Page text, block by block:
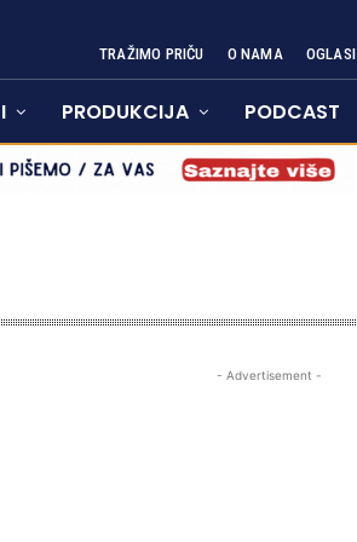
TRAŽIMO PRIČU O NAMA OGLASI
PRODUKCIJA PODCAST
- Advertisement -